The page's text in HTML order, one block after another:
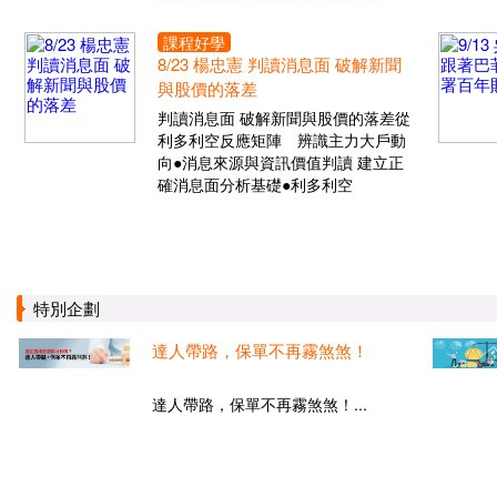
課程好學
8/23 楊忠憲 判讀消息面 破解新聞
與股價的落差
判讀消息面 破解新聞與股價的落差從
利多利空反應矩陣 辨識主力大戶動
向●消息來源與資訊價值判讀 建立正
確消息面分析基礎●利多利空
特別企劃
達人帶路，保單不再霧煞煞！
達人帶路，保單不再霧煞煞！...